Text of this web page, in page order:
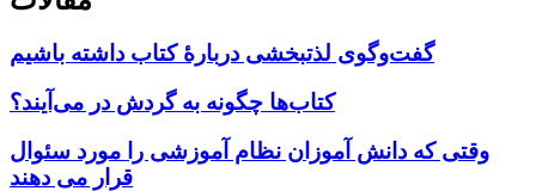
گفت‌وگوی لذتبخشی دربارۀ کتاب داشته باشیم
کتاب‌ها چگونه به گردش در می‌آیند؟
وقتی که دانش آموزان نظام آموزشی را مورد سئوال
قرار می دهند